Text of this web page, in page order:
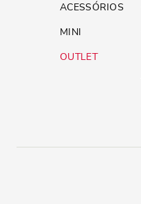
ACESSÓRIOS
MINI
OUTLET